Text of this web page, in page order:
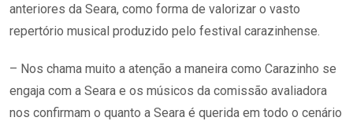
anteriores da Seara, como forma de valorizar o vasto
repertório musical produzido pelo festival carazinhense.
– Nos chama muito a atenção a maneira como Carazinho se
engaja com a Seara e os músicos da comissão avaliadora
nos confirmam o quanto a Seara é querida em todo o cenário